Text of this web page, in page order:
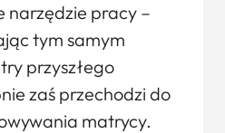
narzędzie pracy –
tym samym
przyszłego
zaś przechodzi do
matrycy.